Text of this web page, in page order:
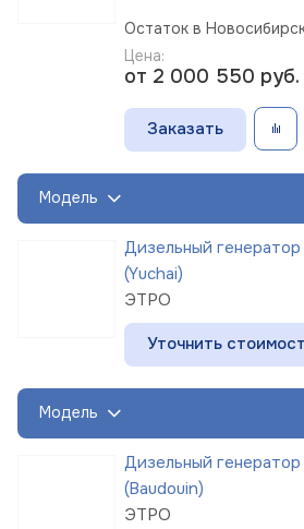
Остаток в
Цена:
от 2 000 550 руб.
Заказать
Модель
Дизельный
(Yuchai)
ЭТРО
Уточнить
Модель
Дизельный
(Baudouin)
ЭТРО